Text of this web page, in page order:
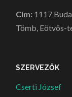
Cím: 1117
Tömb, Eötvös-
SZERVEZŐK
Cserti József